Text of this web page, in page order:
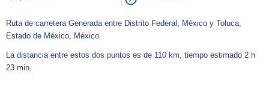
Ruta de carretera Generada entre Distrito Federal, México y Toluca,
Estado de México, México.
La distancia entre estos dos puntos es de 110 km, tiempo estimado 2 h
23 min.